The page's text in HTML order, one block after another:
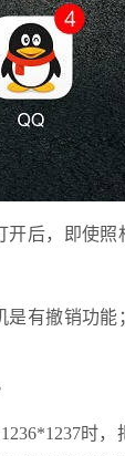
开后，即使照
是有撤销功能
时